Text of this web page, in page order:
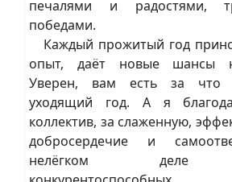
печалями и радостями,
победами.
Каждый прожитый год
опыт, даёт новые шансы
Уверен, вам есть за что
уходящий год. А я
коллектив, за слаженную,
добросердечие и
нелёгком деле